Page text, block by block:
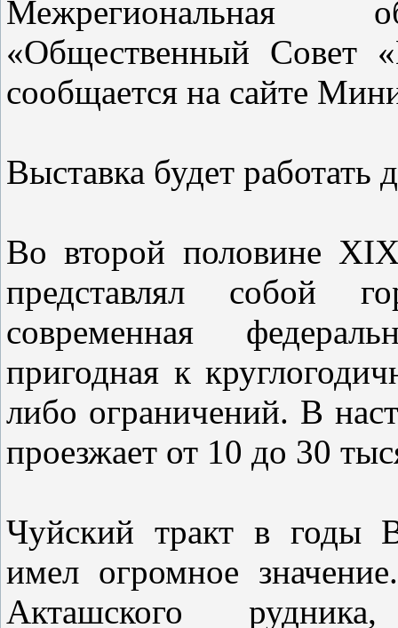
Межрегиональная
«Общественный Совет
сообщается на сайте
Выставка будет работать
Во второй половине
представлял собой
современная
пригодная к
либо ограничений. В
проезжает от 10 до 30
Чуйский тракт в годы
имел огромное
Акташского